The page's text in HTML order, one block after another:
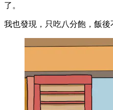
了。
我也發現，只吃八分飽，飯後